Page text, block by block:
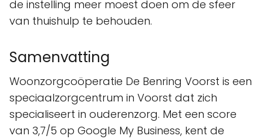
de instelling meer moest doen om de sfeer
van thuishulp te behouden.
Samenvatting
Woonzorgcoöperatie De Benring Voorst is een
speciaalzorgcentrum in Voorst dat zich
specialiseert in ouderenzorg. Met een score
van 3,7/5 op Google My Business, kent de